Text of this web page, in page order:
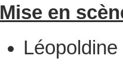
Mise en